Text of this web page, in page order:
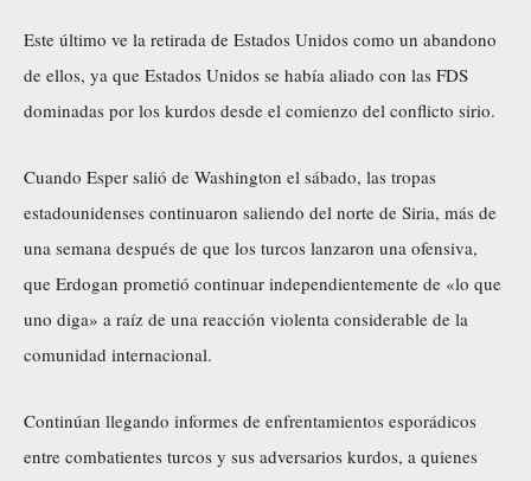
Este último ve la retirada de Estados Unidos como un abandono
de ellos, ya que Estados Unidos se había aliado con las FDS
dominadas por los kurdos desde el comienzo del conflicto sirio.
Cuando Esper salió de Washington el sábado, las tropas
estadounidenses continuaron saliendo del norte de Siria, más de
una semana después de que los turcos lanzaron una ofensiva,
que Erdogan prometió continuar independientemente de «lo que
uno diga» a raíz de una reacción violenta considerable de la
comunidad internacional.
Continúan llegando informes de enfrentamientos esporádicos
entre combatientes turcos y sus adversarios kurdos, a quienes